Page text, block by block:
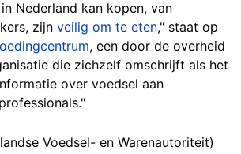
Nederland kan kopen, van
zijn veilig om te eten," staat op
, een door de overheid
die zichzelf omschrijft als het
over voedsel aan
Voedsel- en Warenautoriteit)